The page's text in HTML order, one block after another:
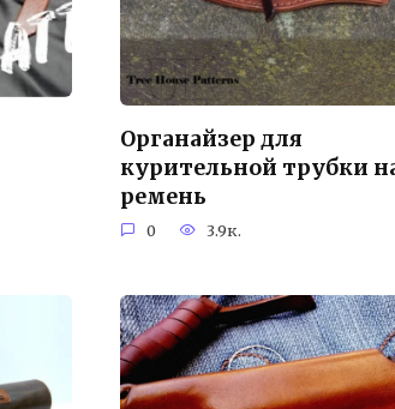
Органайзер для
курительной трубки
ремень
0 3.9к.